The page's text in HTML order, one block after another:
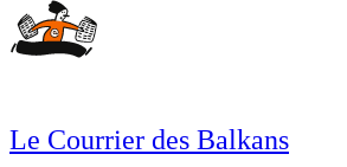
Le Courrier des Balkans